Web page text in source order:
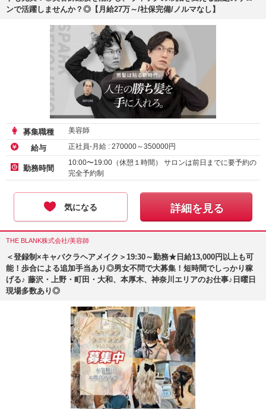
ンで活躍しませんか？◎【月給27万～/社保完備/ノルマなし】
募集職種 美容師
給与 正社員-月給 : 270000～350000円
勤務時間
10:00〜19:00（休憩１時間） サロンは前日までに要予約の
完全予約制
気になる 詳細を見る
THE BLANK株式会社/美容師
＜登録制×キャバクラヘアメイク＞19:30～勤務★日給13,000円以上も可
能！歩合による追加手当あり◎男女不問で大募集！短時間でしっかり稼
げる♪ 藤沢・上野・町田・大和、本厚木、神奈川エリアのお仕事♪日曜日
現場多数あり◎